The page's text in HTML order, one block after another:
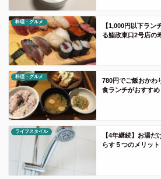
料理・グルメ
【1,000円以下ラン
る鮨政東口2号店の
料理・グルメ
780円でご飯おかわ
食ランチがおすすめ
ライフスタイル
【4年継続】お湯
らす５つのメリット